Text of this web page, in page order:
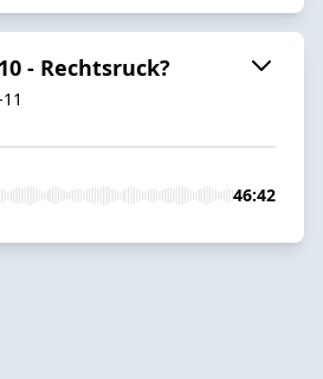
- Rechtsruck?
46:42